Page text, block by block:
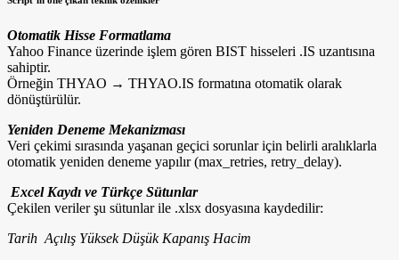
Otomatik Hisse Formatlama
Yahoo Finance üzerinde işlem gören BIST hisseleri .IS uzantısına
sahiptir.
Örneğin THYAO → THYAO.IS formatına otomatik olarak
dönüştürülür.
Yeniden Deneme Mekanizması
Veri çekimi sırasında yaşanan geçici sorunlar için belirli aralıklarla
otomatik yeniden deneme yapılır (max_retries, retry_delay).
Excel Kaydı ve Türkçe Sütunlar
Çekilen veriler şu sütunlar ile .xlsx dosyasına kaydedilir:
Tarih Açılış Yüksek Düşük Kapanış Hacim